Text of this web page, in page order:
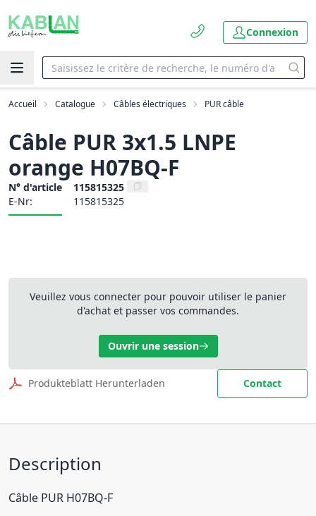
Connexion
Accueil Catalogue Câbles électriques PUR câble
Câble PUR 3x1.5 LNPE
orange H07BQ-F
N° d'article
115815325
E-Nr:
115815325
Veuillez vous connecter pour pouvoir utiliser le panier
d'achat et passer vos commandes.
Ouvrir une session
Produkteblatt Herunterladen Contact
Description
Câble PUR H07BQ-F